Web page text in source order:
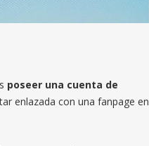
poseer una cuenta de
enlazada con una fanpage en